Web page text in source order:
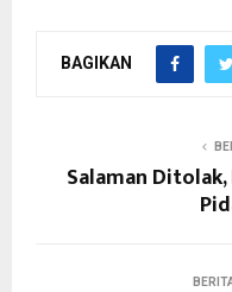
BAGIKAN
Salaman Ditolak,